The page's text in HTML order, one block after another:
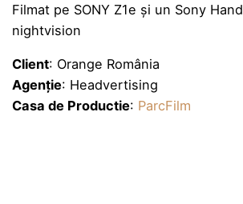
Filmat pe SONY Z1e și un Sony
nightvision
Client: Orange România
Agenție: Headvertising
Casa de Productie: ParcFilm